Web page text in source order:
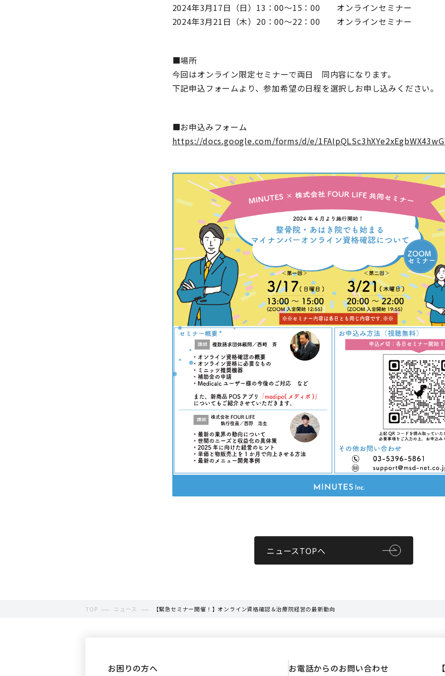
2024年3月17日（日）13：00～15：00 オンラインセミナー
2024年3月21日（木）20：00～22：00 オンラインセミナー
■場所
今回はオンライン限定セミナーで両日 同内容になります。
下記申込フォームより、参加希望の日程を選択しお申し込みください。
■お申込みフォーム
https://docs.google.com/forms/d/e/
ニュースTOPへ
TOP ニュース 【緊急セミナー開催！】オンライン資格確認＆治療院経営の最新動向
お困りの方へ お電話からのお問い合わせ